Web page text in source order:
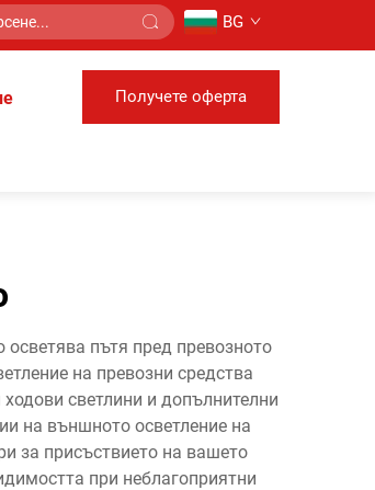
BG
Получете оферта
пътя пред превозното
на превозни средства
светлини и допълнителни
на външното осветление на
за присъствието на вашето
при неблагоприятни